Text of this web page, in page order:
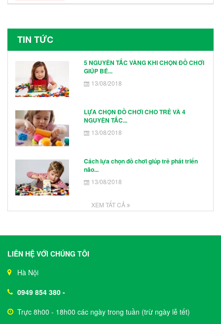
TIN TỨC
5 NGUYÊN TẮC VÀNG KHI CHỌN ĐỒ CHƠI
GIÚP BÉ...
13/08/2018
LỰA CHỌN ĐỒ CHƠI CHO TRẺ VÀ 4
NGUYÊN TẮC...
13/08/2018
Cách lựa chọn đồ chơi giúp trẻ phát triển
não...
13/08/2018
XEM TẤT CẢ
LIÊN HỆ VỚI CHÚNG TÔI
Hà Nội
0949 854 380 -
Trực 8h00 - 18h00 các ngày trong tuần (trừ ngày lễ tết)